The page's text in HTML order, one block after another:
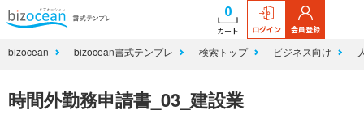
0
カート ログイン 会員登録
bizocean bizocean書式テンプレ 検索トップ ビジネス向け
時間外勤務申請書_03_建設業